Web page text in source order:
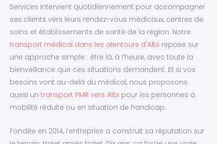
Services intervient quotidiennement pour accompagner
ses clients vers leurs rendez-vous médicaux, centres de
soins et établissements de santé de la région. Notre
transport médical dans les alentours d'Albi repose sur
une approche simple : être là, à l’heure, avec toute la
bienveillance que ces situations demandent. Et si vos
besoins vont au-delà du médical, nous proposons
aussi un transport PMR vers Albi pour les personnes à
mobilité réduite ou en situation de handicap.
Fondée en 2014, l’entreprise a construit sa réputation sur